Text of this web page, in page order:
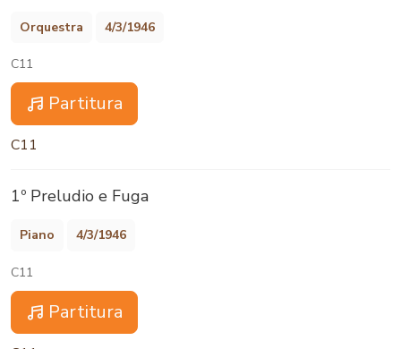
Orquestra 4/3/1946
C11
Partitura
C11
1º Preludio e Fuga
Piano 4/3/1946
C11
Partitura